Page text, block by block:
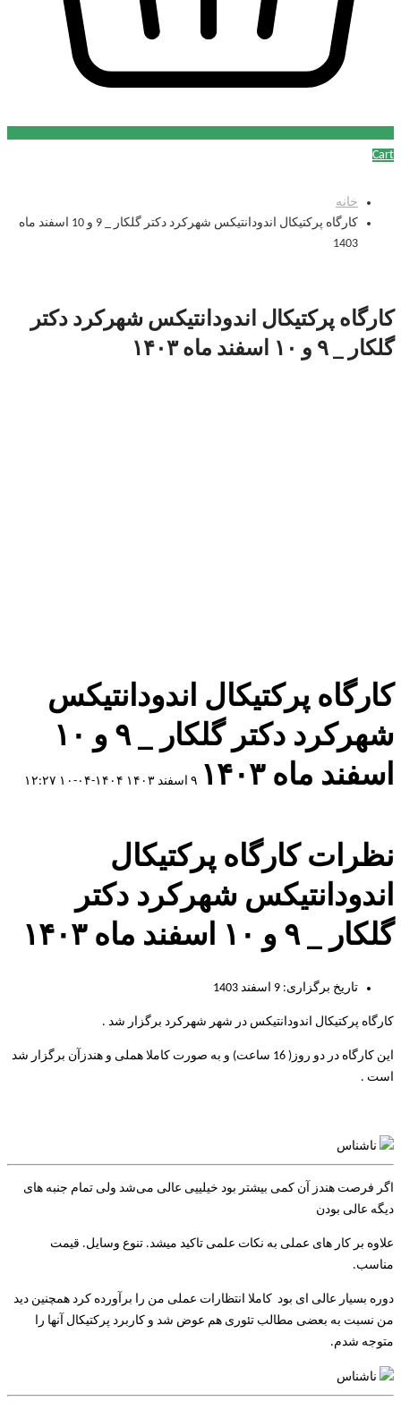
Cart
خانه
کارگاه پرکتیکال اندودانتیکس شهرکرد دکتر گلکار _ 9 و 10 اسفند ماه
1403
کارگاه پرکتیکال اندودانتیکس شهرکرد دکتر
گلکار _ ۹ و ۱۰ اسفند ماه ۱۴۰۳
کارگاه پرکتیکال اندودانتیکس
شهرکرد دکتر گلکار _ ۹ و ۱۰
اسفند ماه ۱۴۰۳
۹ اسفند ۱۴۰۳ ۱۴۰۴-۰۴-۱۰ ۱۲:۲۷
نظرات کارگاه پرکتیکال
اندودانتیکس شهرکرد دکتر
گلکار _ ۹ و ۱۰ اسفند ماه ۱۴۰۳
تاریخ برگزاری: 9 اسفند 1403
کارگاه پرکتیکال اندودانتیکس در شهر شهرکرد برگزار شد .
این کارگاه در دو روز( 16 ساعت) و به صورت کاملا هملی و هندزآن برگزار شد
است .
ناشناس
اگر فرصت هندز آن کمی بیشتر بود خیلییی عالی می‌شد ولی تمام جنبه های
دیگه عالی بودن
علاوه بر کار های عملی به نکات علمی تاکید میشد. تنوع وسایل. قیمت
مناسب.
دوره بسیار عالی ای بود کاملا انتظارات عملی من را برآورده کرد همچنین دید
من نسبت به بعضی مطالب تئوری هم عوض شد و کاربرد پرکتیکال آنها را
متوجه شدم.
ناشناس